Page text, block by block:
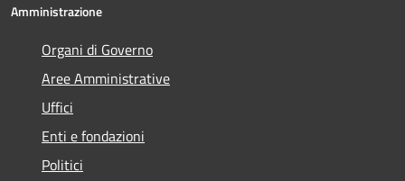
Amministrazione
Organi di Governo
Aree Amministrative
Uffici
Enti e fondazioni
Politici